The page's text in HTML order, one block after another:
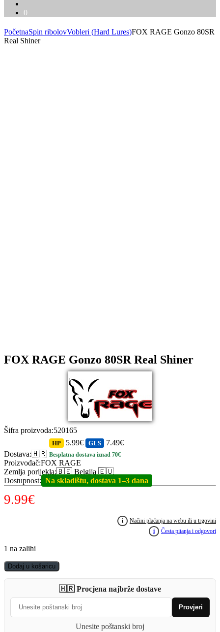
0
PočetnaSpin ribolovVobleri (Hard Lures)FOX RAGE Gonzo 80SR
Real Shiner
FOX RAGE Gonzo 80SR Real Shiner
Šifra proizvoda:520165
Dostava:🇭🇷
HP 5.99€ GLS 7.49€
Besplatna dostava iznad 70€
Proizvođač:FOX RAGE
Zemlja porijekla:🇧🇪 Belgija 🇪🇺
Dostupnost: Na skladištu, dostava 1–3 dana
9.99€
i
Načini plaćanja na webu ili u trgovini
i
Česta pitanja i odgovori
1 na zalihi
FOX
RAGE
Gonzo
Real
Shiner
quantity
Dodaj u košaricu
🇭🇷 Procjena najbrže dostave
Provjeri
Unesite poštanski broj